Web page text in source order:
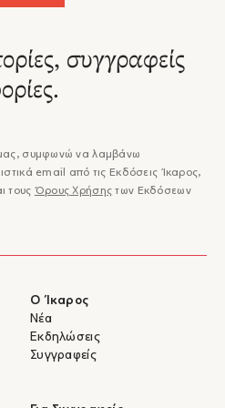
συγγραφείς
συμφωνώ να λαμβάνω
email από τις Εκδόσεις Ίκαρος,
τους Όρους Χρήσης των Εκδόσεων
Ο Ίκαρος
Νέα
Εκδηλώσεις
Συγγραφείς